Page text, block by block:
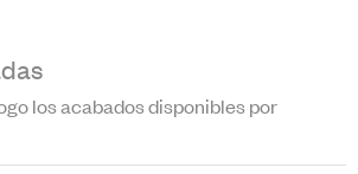
los acabados disponibles por